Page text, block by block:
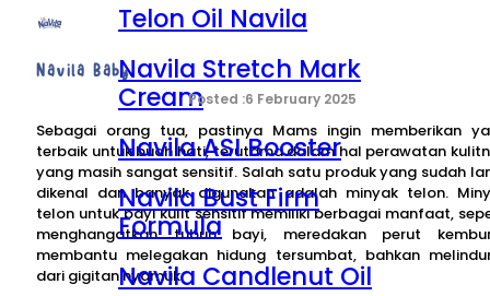
Telon Oil Navila
Navila Stretch Mark
Cream
Navila ASI Booster
Navila Bust Firm
Formula
Navila Candlenut Oil
Navila Baby
6 February 2025
Sebagai orang tua, pastinya Mams ingin memberikan
terbaik untuk buah hati, terutama dalam hal perawatan
yang masih sangat sensitif. Salah satu produk yang sudah
dikenal dan banyak digunakan adalah minyak telon.
telon untuk bayi kulit sensitif memiliki berbagai manfaat,
menghangatkan tubuh bayi, meredakan perut
membantu melegakan hidung tersumbat, bahkan
dari gigitan nyamuk.